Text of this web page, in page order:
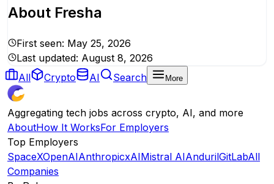
About Fresha
First seen: May 25, 2026
Last updated: August 8, 2026
All
Crypto AI Search More
Aggregating tech jobs across crypto, AI, and more
AboutHow It WorksFor Employers
Top Employers
SpaceXOpenAIAnthropicxAIMistral AIAndurilGitLabAll
Companies